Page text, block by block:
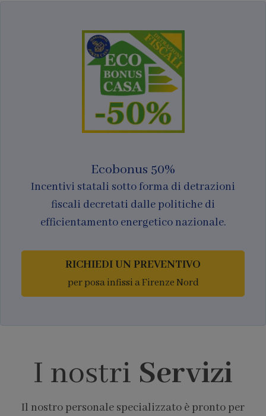
Ecobonus 50%
Incentivi statali sotto forma di detrazioni
fiscali decretati dalle politiche di
efficientamento energetico nazionale.
RICHIEDI UN PREVENTIVO
per posa infissi a Firenze Nord
I nostri Servizi
Il nostro personale specializzato è pronto per